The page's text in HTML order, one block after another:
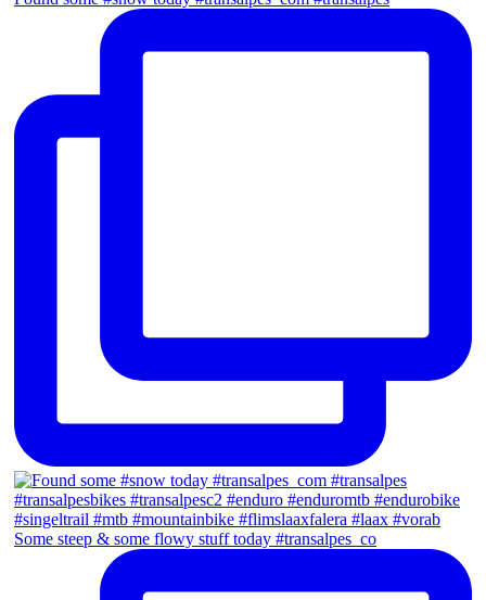
Some steep & some flowy stuff today #transalpes_co